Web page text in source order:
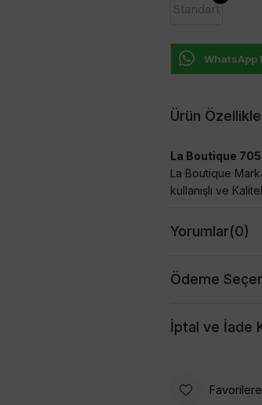
Standart
WhatsApp
Ürün
La Boutique
La Boutique
kullanışlı ve
Yorumlar(0)
Ödeme
İptal ve İade